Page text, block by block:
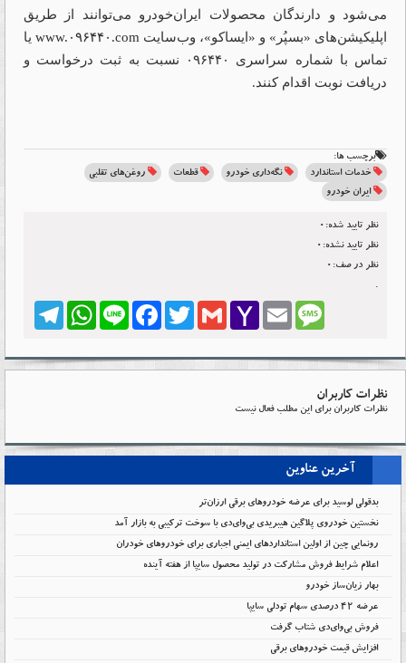
می‌شود و دارندگان محصولات ایران‌خودرو می‌توانند از طریق
اپلیکیشن‌های «بسپُر» و «ایساکو»، وب‌سایت www.۰۹۶۴۴۰.comیا
تماس با شماره سراسری ۰۹۶۴۴۰ نسبت به ثبت درخواست و
دریافت نوبت اقدام کنند.
برچسب ها:
خدمات استاندارد
نگه‌داری خودرو قطعات
روغن‌های تقلبی
ایران خودرو
نظر تایید شده:0
نظر تایید نشده:0
نظر در صف:0
TelegramWhatsApp LineFacebook Twitter Gmail
Yahoo
Email Message
نظرات کاربران
نظرات کاربران برای این مطلب فعال نیست
آخرین عناوین
بدقولی لوسید برای عرضه خودروهای برقی ارزان‌تر
نخستین خودروی پلاگین هیبریدی بی‌وای‌دی با سوخت ترکیبی به بازار آمد
رونمایی چین از اولین استانداردهای ایمنی اجباری برای خودروهای خودران
اعلام شرایط فروش مشارکت در تولید محصول سایپا از هفته آینده
بهار زیان‌ساز خودرو
عرضه ۴۲ درصدی سهام تودلی سایپا
فروش بی‌وای‌دی شتاب گرفت
افزایش قیمت خودروهای برقی